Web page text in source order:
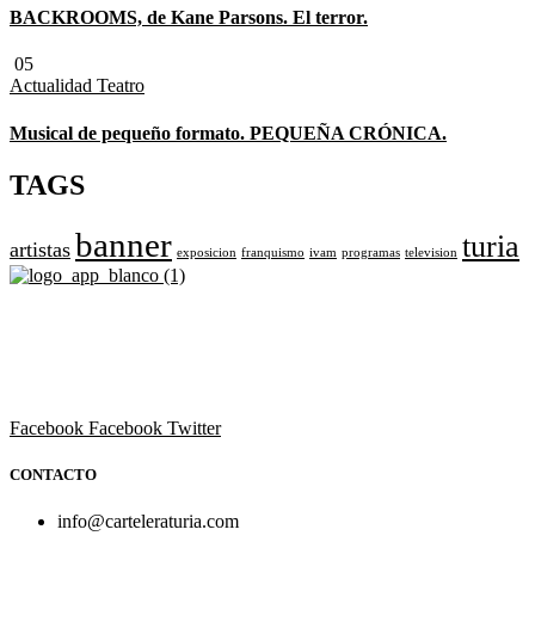
BACKROOMS, de Kane Parsons. El terror.
05
Actualidad Teatro
Musical de pequeño formato. PEQUEÑA CRÓNICA.
TAGS
artistas banner exposicion franquismo ivam programas television turia
Facebook Facebook Twitter
CONTACTO
info@carteleraturia.com